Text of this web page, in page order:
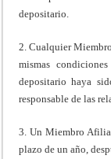
depositario.
2. Cualquier
mismas
depositario haya
responsable de las
3. Un Miembro
plazo de un año,